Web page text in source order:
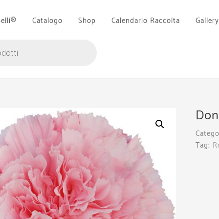
Catalogo Shop Calendario Raccolta Gallery
Tag: